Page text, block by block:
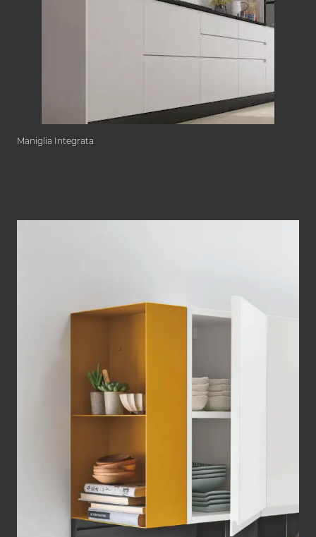
Maniglia Integrata